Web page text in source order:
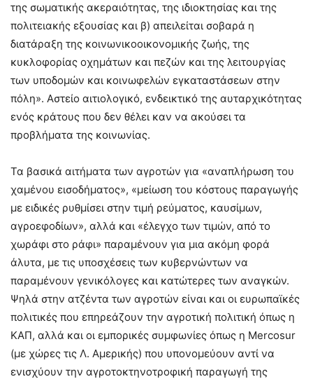
της σωματικής ακεραιότητας, της ιδιοκτησίας και της
πολιτειακής εξουσίας και β) απειλείται σοβαρά η
διατάραξη της κοινωνικοοικονομικής ζωής, της
κυκλοφορίας οχημάτων και πεζών και της λειτουργίας
των υποδομών και κοινωφελών εγκαταστάσεων στην
πόλη». Αστείο αιτιολογικό, ενδεικτικό της αυταρχικότητας
ενός κράτους που δεν θέλει καν να ακούσει τα
προβλήματα της κοινωνίας.
Τα βασικά αιτήματα των αγροτών για «αναπλήρωση του
χαμένου εισοδήματος», «μείωση του κόστους παραγωγής
με ειδικές ρυθμίσει στην τιμή ρεύματος, καυσίμων,
αγροεφοδίων», αλλά και «έλεγχο των τιμών, από το
χωράφι στο ράφι» παραμένουν για μια ακόμη φορά
άλυτα, με τις υποσχέσεις των κυβερνώντων να
παραμένουν γενικόλογες και κατώτερες των αναγκών.
Ψηλά στην ατζέντα των αγροτών είναι και οι ευρωπαϊκές
πολιτικές που επηρεάζουν την αγροτική πολιτική όπως η
ΚΑΠ, αλλά και οι εμπορικές συμφωνίες όπως η Mercosur
(με χώρες τις Λ. Αμερικής) που υπονομεύουν αντί να
ενισχύουν την αγροτοκτηνοτροφική παραγωγή της